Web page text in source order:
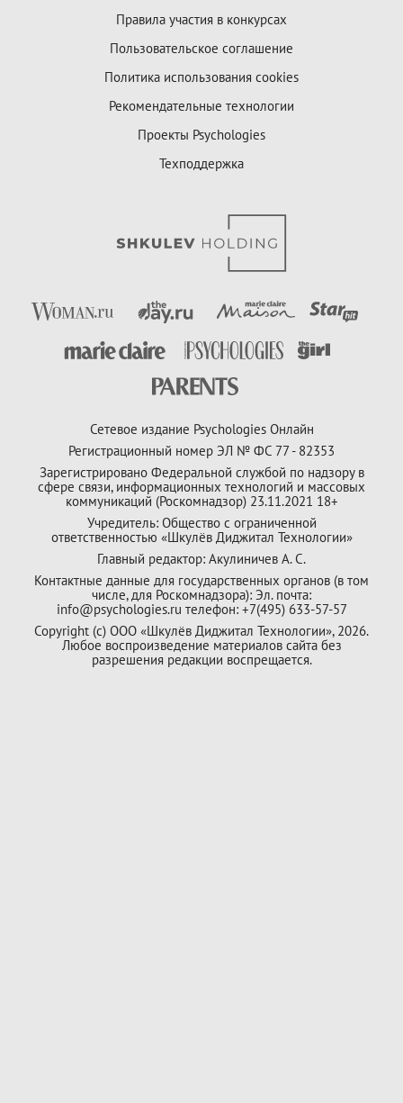
Правила участия в конкурсах
Пользовательское соглашение
Политика использования cookies
Рекомендательные технологии
Проекты Psychologies
Техподдержка
Сетевое издание Psychologies Онлайн
Регистрационный номер ЭЛ № ФС 77 - 82353
Зарегистрировано Федеральной службой по надзору в
сфере связи, информационных технологий и массовых
коммуникаций (Роскомнадзор) 23.11.2021 18+
Учредитель: Общество с ограниченной
ответственностью «Шкулёв Диджитал Технологии»
Главный редактор: Акулиничев А. С.
Контактные данные для государственных органов (в том
числе, для Роскомнадзора): Эл. почта:
info@psychologies.ru телефон: +7(495) 633-57-57
Copyright (с) ООО «Шкулёв Диджитал Технологии», 2026.
Любое воспроизведение материалов сайта без
разрешения редакции воспрещается.